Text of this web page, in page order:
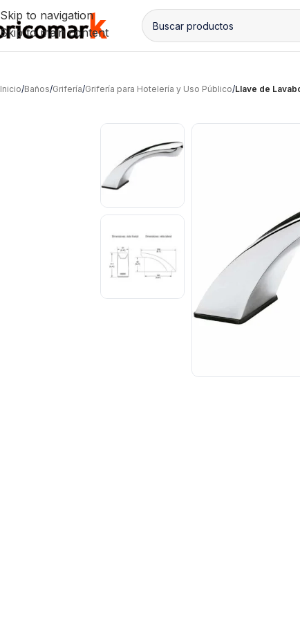
Skip to navigation
Skip to main content
Inicio/Baños/Grifería/Grifería para Hotelería y Uso Público/Llave de